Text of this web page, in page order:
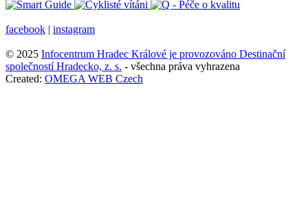
facebook | instagram
© 2025 Infocentrum Hradec Králové je provozováno Destinační
společností Hradecko, z. s. - všechna práva vyhrazena
Created: OMEGA WEB Czech